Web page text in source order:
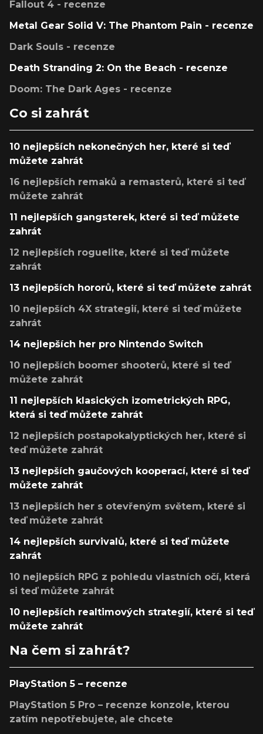
Fallout 4 - recenze
Metal Gear Solid V: The Phantom Pain - recenze
Dark Souls - recenze
Death Stranding 2: On the Beach - recenze
Doom: The Dark Ages - recenze
Co si zahrát
10 nejlepších nekonečných her, které si teď
můžete zahrát
16 nejlepších remaků a remasterů, které si teď
můžete zahrát
11 nejlepších gangsterek, které si teď můžete
zahrát
12 nejlepších roguelite, které si teď můžete
zahrát
13 nejlepších hororů, které si teď můžete zahrát
10 nejlepších 4X strategií, které si teď můžete
zahrát
14 nejlepších her pro Nintendo Switch
10 nejlepších boomer shooterů, které si teď
můžete zahrát
11 nejlepších klasických izometrických RPG,
která si teď můžete zahrát
12 nejlepších postapokalyptických her, které si
teď můžete zahrát
13 nejlepších gaučových kooperací, které si teď
můžete zahrát
13 nejlepších her s otevřeným světem, které si
teď můžete zahrát
14 nejlepších survivalů, které si teď můžete
zahrát
10 nejlepších RPG z pohledu vlastních očí, která
si teď můžete zahrát
10 nejlepších realtimových strategií, které si teď
můžete zahrát
Na čem si zahrát?
PlayStation 5 – recenze
PlayStation 5 Pro – recenze konzole, kterou
zatím nepotřebujete, ale chcete